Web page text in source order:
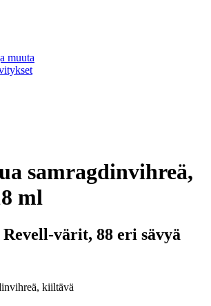
muuta
samragdinvihreä,
ml
värit, 88 eri sävyä
kiiltävä